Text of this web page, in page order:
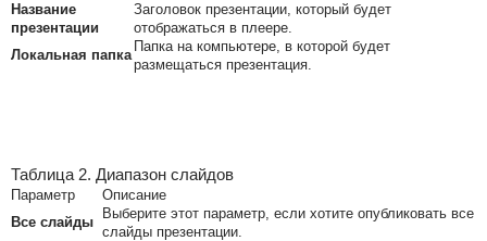
Название
презентации
Заголовок презентации, который будет
отображаться в плеере.
Локальная папка
Папка на компьютере, в которой будет
размещаться презентация.
Таблица 2. Диапазон слайдов
Параметр
Описание
Все слайды
Выберите этот параметр, если хотите опубликовать все
слайды презентации.